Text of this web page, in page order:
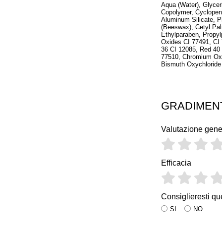
Aqua (Water),
Copolymer,
Aluminum Silicate,
(Beeswax), Cetyl
Ethylparaben,
Oxides CI 77491, CI
36 CI 12085, Red
77510, Chromium
Bismuth
Valutazione
Efficacia
Consiglieresti
SI NO